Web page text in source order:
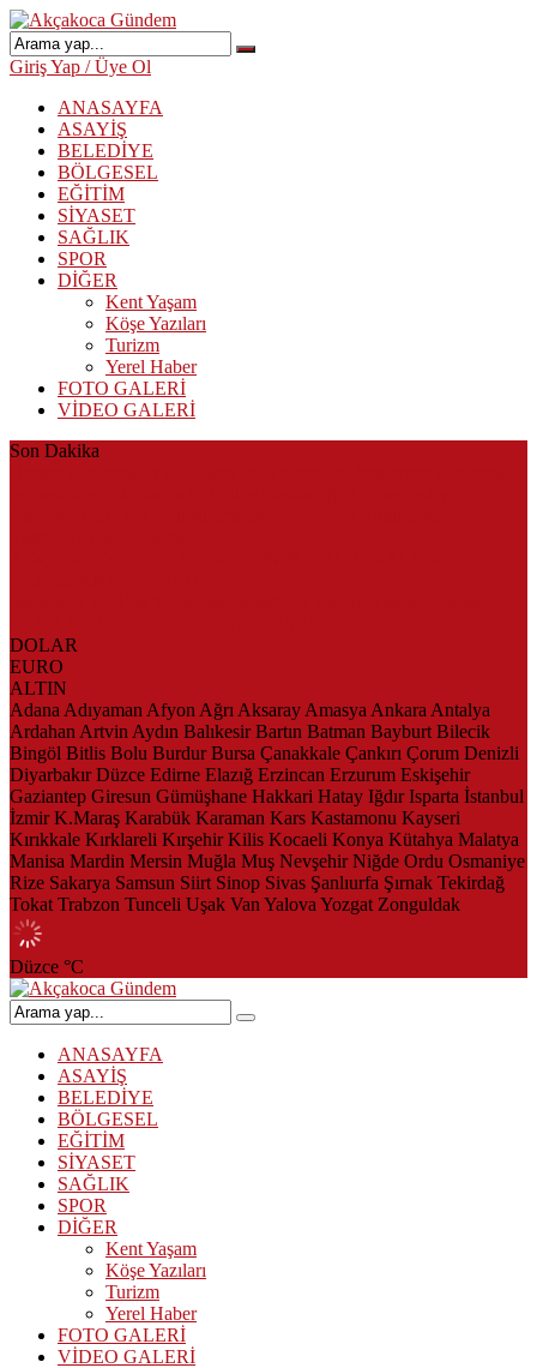
Giriş Yap / Üye Ol
ANASAYFA
ASAYİŞ
BELEDİYE
BÖLGESEL
EĞİTİM
SİYASET
SAĞLIK
SPOR
DİĞER
Kent Yaşam
Köşe Yazıları
Turizm
Yerel Haber
FOTO GALERİ
VİDEO GALERİ
Son Dakika
DOLAR
EURO
ALTIN
Adana Adıyaman Afyon Ağrı Aksaray Amasya Ankara Antalya
Ardahan Artvin Aydın Balıkesir Bartın Batman Bayburt Bilecik
Bingöl Bitlis Bolu Burdur Bursa Çanakkale Çankırı Çorum Denizli
Diyarbakır Düzce Edirne Elazığ Erzincan Erzurum Eskişehir
Gaziantep Giresun Gümüşhane Hakkari Hatay Iğdır Isparta İstanbul
İzmir K.Maraş Karabük Karaman Kars Kastamonu Kayseri
Kırıkkale Kırklareli Kırşehir Kilis Kocaeli Konya Kütahya Malatya
Manisa Mardin Mersin Muğla Muş Nevşehir Niğde Ordu Osmaniye
Rize Sakarya Samsun Siirt Sinop Sivas Şanlıurfa Şırnak Tekirdağ
Tokat Trabzon Tunceli Uşak Van Yalova Yozgat Zonguldak
Düzce °C
ANASAYFA
ASAYİŞ
BELEDİYE
BÖLGESEL
EĞİTİM
SİYASET
SAĞLIK
SPOR
DİĞER
Kent Yaşam
Köşe Yazıları
Turizm
Yerel Haber
FOTO GALERİ
VİDEO GALERİ